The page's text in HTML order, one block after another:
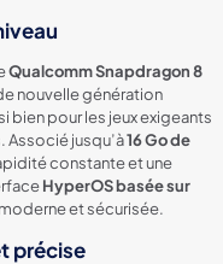
Qualcomm Snapdragon 8
nouvelle génération
bien pour les jeux exigeants
Associé jusqu’à16 Go de
constante et une
HyperOS basée sur
et sécurisée.
précise